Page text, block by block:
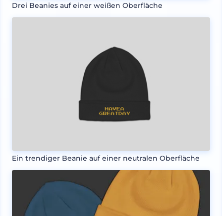
Drei Beanies auf einer weißen Oberfläche
Ein trendiger Beanie auf einer neutralen Oberfläche